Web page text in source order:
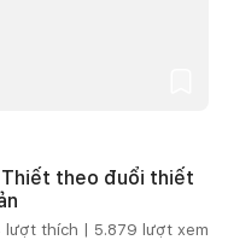
Thiết theo đuổi thiết
lượt thích | 5.879 lượt xem